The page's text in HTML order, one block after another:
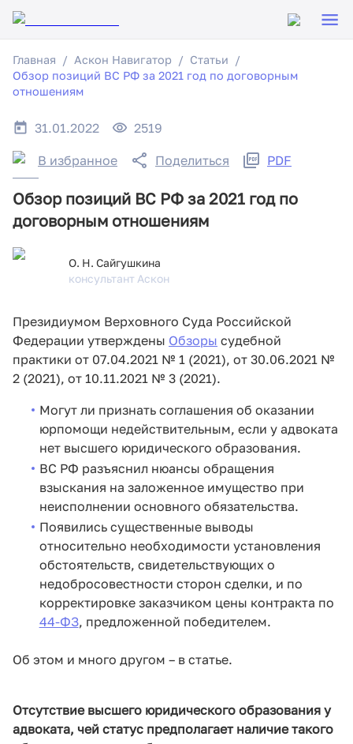
Главная Аскон Навигатор
Статьи
Обзор позиций ВС РФ за 2021 год по договорным
отношениям
31.01.2022 2519
В избранное Поделиться PDF
Обзор позиций ВС РФ за 2021 год по
договорным отношениям
Президиумом Верховного Суда Российской
Федерации утверждены Обзоры судебной
практики от 07.04.2021 № 1 (2021), от 30.06.2021 №
2 (2021), от 10.11.2021 № 3 (2021).
Могут ли признать соглашения об оказании
юрпомощи недействительным, если у адвоката
нет высшего юридического образования.
ВС РФ разъяснил нюансы обращения
взыскания на заложенное имущество при
неисполнении основного обязательства.
Появились существенные выводы
относительно необходимости установления
обстоятельств, свидетельствующих о
недобросовестности сторон сделки, и по
корректировке заказчиком цены контракта по
44-ФЗ, предложенной победителем.
Об этом и много другом – в статье.
Отсутствие высшего юридического образования у
адвоката, чей статус предполагает наличие такого
О. Н. Сайгушкина
консультант Аскон